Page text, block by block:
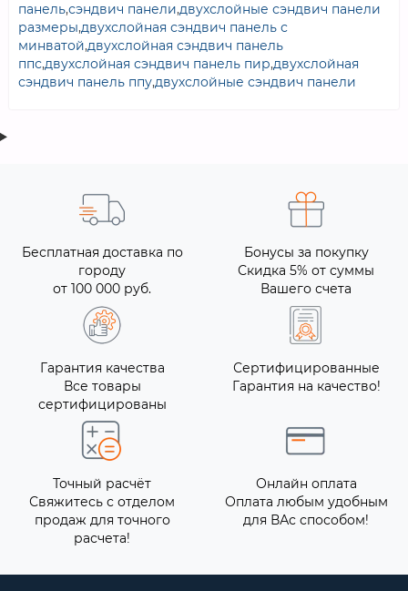
панель,сэндвич панели,двухслойные сэндвич панели
размеры,двухслойная сэндвич панель с
минватой,двухслойная сэндвич панель
ппс,двухслойная сэндвич панель пир,двухслойная
сэндвич панель ппу,двухслойные сэндвич панели
Бесплатная доставка по
городу
от 100 000 руб.
Бонусы за покупку
Скидка 5% от суммы
Вашего счета
Гарантия качества
Все товары
сертифицированы
Сертифицированные
Гарантия на качество!
Точный расчёт
Свяжитесь с отделом
продаж для точного
расчета!
Онлайн оплата
Оплата любым удобным
для ВАс способом!